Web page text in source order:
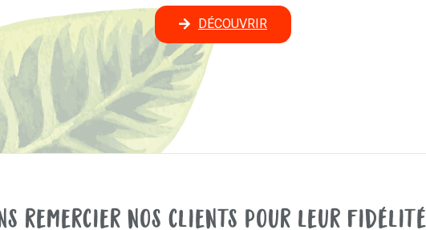
DÉCOUVRIR
remercier nos clients pour leur fidélité